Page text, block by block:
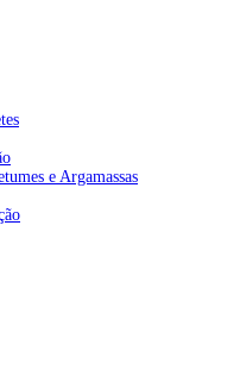
e Argamassas